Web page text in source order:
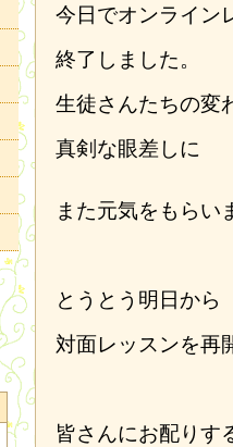
今日でオンライン
終了しました。
生徒さんたちの変
真剣な眼差しに
また元気をもらい
とうとう明日から
対面レッスンを再
皆さんにお配りす